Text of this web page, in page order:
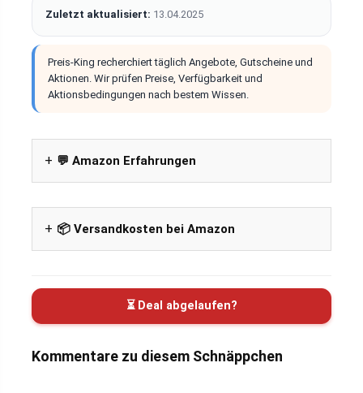
Zuletzt aktualisiert: 13.04.2025
Preis-King recherchiert täglich Angebote, Gutscheine und
Aktionen. Wir prüfen Preise, Verfügbarkeit und
Aktionsbedingungen nach bestem Wissen.
💬 Amazon Erfahrungen
📦 Versandkosten bei Amazon
⏳ Deal abgelaufen?
Kommentare zu diesem Schnäppchen